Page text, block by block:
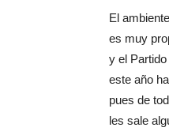
El
es muy
y el
este año
pues de
les sale